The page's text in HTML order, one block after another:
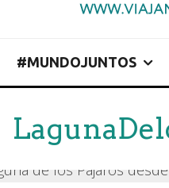
#MUNDOJUNTOS